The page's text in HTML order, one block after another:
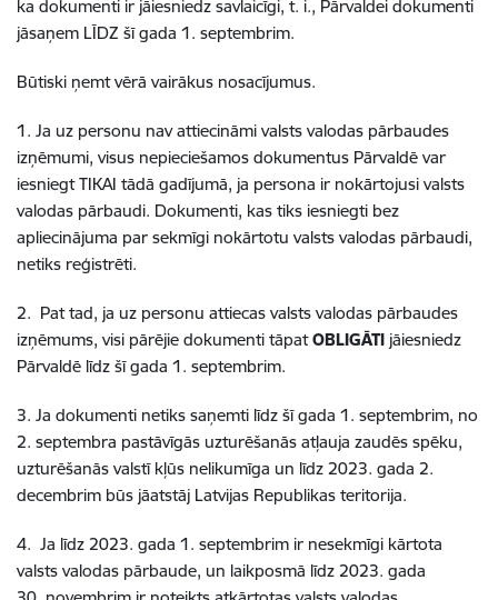
ka dokumenti ir jāiesniedz savlaicīgi, t. i., Pārvaldei dokumenti
jāsaņem LĪDZ šī gada 1. septembrim.
Būtiski ņemt vērā vairākus nosacījumus.
1. Ja uz personu nav attiecināmi valsts valodas pārbaudes
izņēmumi, visus nepieciešamos dokumentus Pārvaldē var
iesniegt TIKAI tādā gadījumā, ja persona ir nokārtojusi valsts
valodas pārbaudi. Dokumenti, kas tiks iesniegti bez
apliecinājuma par sekmīgi nokārtotu valsts valodas pārbaudi,
netiks reģistrēti.
2. Pat tad, ja uz personu attiecas valsts valodas pārbaudes
izņēmums, visi pārējie dokumenti tāpatOBLIGĀTI jāiesniedz
Pārvaldē līdz šī gada 1. septembrim.
3. Ja dokumenti netiks saņemti līdz šī gada 1. septembrim, no
2. septembra pastāvīgās uzturēšanās atļauja zaudēs spēku,
uzturēšanās valstī kļūs nelikumīga un līdz 2023. gada 2.
decembrim būs jāatstāj Latvijas Republikas teritorija.
4. Ja līdz 2023. gada 1. septembrim ir nesekmīgi kārtota
valsts valodas pārbaude, un laikposmā līdz 2023. gada